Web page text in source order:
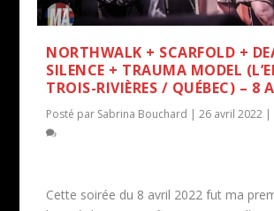
NORTHWALK + SCARFOLD +
SILENCE + TRAUMA MODEL
TROIS-RIVIÈRES / QUÉBEC) – 8
Posté par Sabrina Bouchard |26 avril 2022
Cette soirée du 8 avril 2022 fut ma